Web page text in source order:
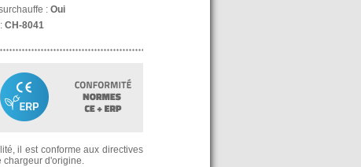
: Oui
CH-8041
il est conforme aux directives
chargeur d'origine.